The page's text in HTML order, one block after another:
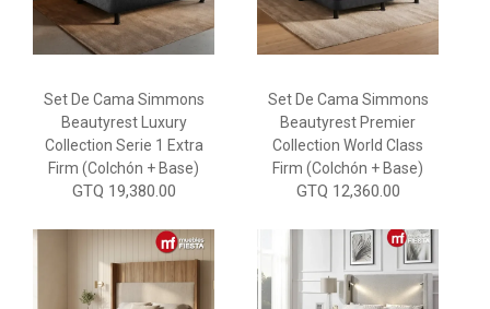
Set De Cama Simmons
Beautyrest Luxury
Collection Serie 1 Extra
Firm (Colchón + Base)
GTQ 19,380.00
Set De Cama Simmons
Beautyrest Premier
Collection World Class
Firm (Colchón + Base)
GTQ 12,360.00